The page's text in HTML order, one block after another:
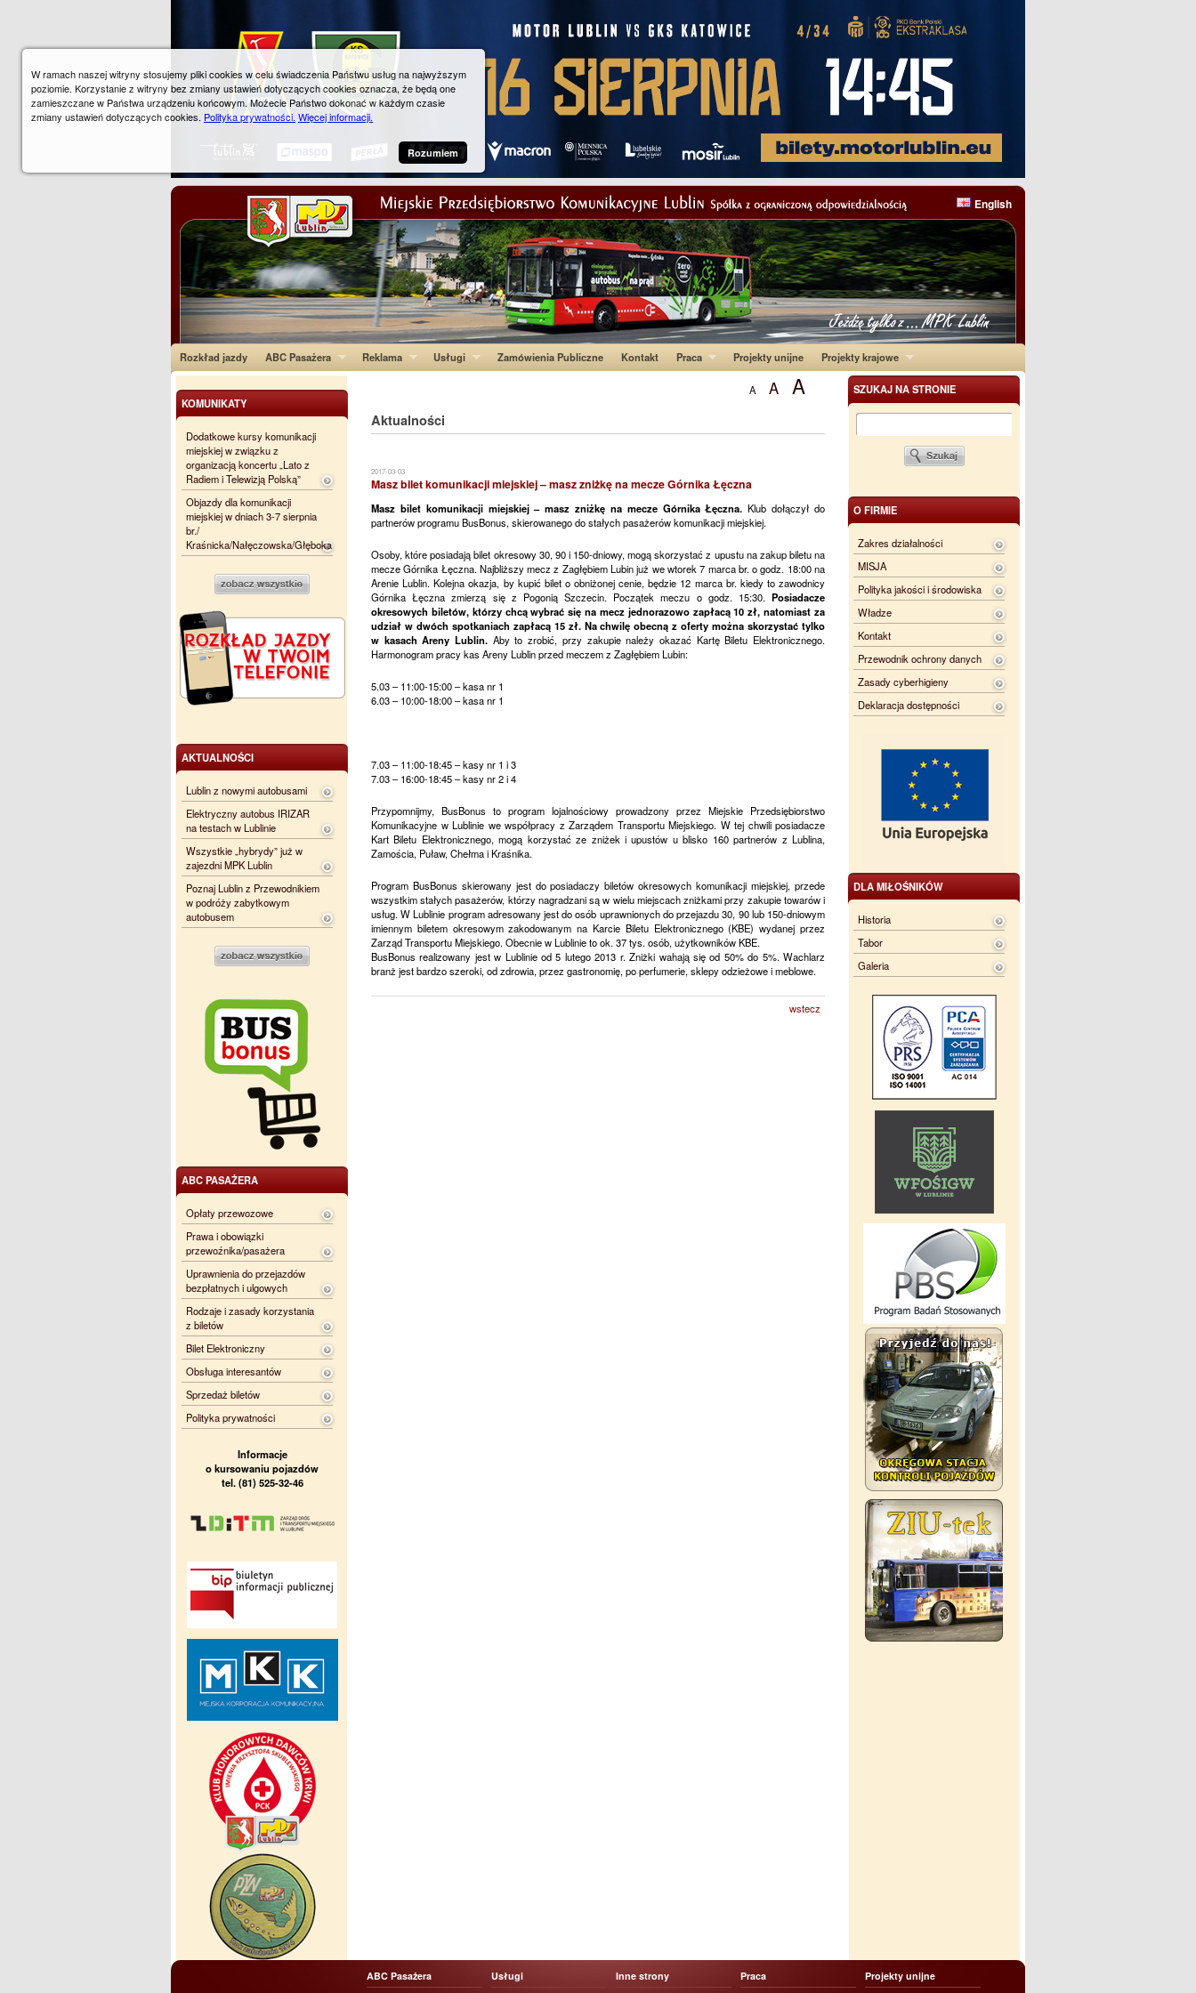
English
Rozkład jazdy ABC Pasażera Reklama Usługi Zamówienia Publiczne Kontakt Praca Projekty unijne Projekty krajowe
SZUKAJ NA STRONIE
O FIRMIE
Zakres działalności
MISJA
Polityka jakości i środowiska
Władze
Kontakt
Przewodnik ochrony danych
Zasady cyberhigieny
Deklaracja dostępności
DLA MIŁOŚNIKÓW
Historia
Tabor
Galeria
A A A
Aktualności
2017-03-03
Masz bilet komunikacji miejskiej – masz zniżkę na mecze Górnika Łęczna
Masz bilet komunikacji miejskiej – masz zniżkę na mecze Górnika Łęczna. Klub dołączył do
partnerów programu BusBonus, skierowanego do stałych pasażerów komunikacji miejskiej.
Osoby, które posiadają bilet okresowy 30, 90 i 150-dniowy, mogą skorzystać z upustu na zakup biletu na
mecze Górnika Łęczna. Najbliższy mecz z Zagłębiem Lubin już we wtorek 7 marca br. o godz. 18:00 na
Arenie Lublin. Kolejna okazja, by kupić bilet o obniżonej cenie, będzie 12 marca br. kiedy to zawodnicy
Górnika Łęczna zmierzą się z Pogonią Szczecin. Początek meczu o godz. 15:30. Posiadacze
okresowych biletów, którzy chcą wybrać się na mecz jednorazowo zapłacą 10 zł, natomiast za
udział w dwóch spotkaniach zapłacą 15 zł. Na chwilę obecną z oferty można skorzystać tylko
w kasach Areny Lublin. Aby to zrobić, przy zakupie należy okazać Kartę Biletu Elektronicznego.
Harmonogram pracy kas Areny Lublin przed meczem z Zagłębiem Lubin:
5.03 – 11:00-15:00 – kasa nr 1
6.03 – 10:00-18:00 – kasa nr 1
7.03 – 11:00-18:45 – kasy nr 1 i 3
7.03 – 16:00-18:45 – kasy nr 2 i 4
Przypomnijmy, BusBonus to program lojalnościowy prowadzony przez Miejskie Przedsiębiorstwo
Komunikacyjne w Lublinie we współpracy z Zarządem Transportu Miejskiego. W tej chwili posiadacze
Kart Biletu Elektronicznego, mogą korzystać ze zniżek i upustów u blisko 160 partnerów z Lublina,
Zamościa, Puław, Chełma i Kraśnika.
Program BusBonus skierowany jest do posiadaczy biletów okresowych komunikacji miejskiej, przede
wszystkim stałych pasażerów, którzy nagradzani są w wielu miejscach zniżkami przy zakupie towarów i
usług. W Lublinie program adresowany jest do osób uprawnionych do przejazdu 30, 90 lub 150-dniowym
imiennym biletem okresowym zakodowanym na Karcie Biletu Elektronicznego (KBE) wydanej przez
Zarząd Transportu Miejskiego. Obecnie w Lublinie to ok. 37 tys. osób, użytkowników KBE.
BusBonus realizowany jest w Lublinie od 5 lutego 2013 r. Zniżki wahają się od 50% do 5%. Wachlarz
branż jest bardzo szeroki, od zdrowia, przez gastronomię, po perfumerie, sklepy odzieżowe i meblowe.
wstecz
KOMUNIKATY
Dodatkowe kursy komunikacji
miejskiej w związku z
organizacją koncertu „Lato z
Radiem i Telewizją Polską”
Objazdy dla komunikacji
miejskiej w dniach 3-7 sierpnia
br./
Kraśnicka/Nałęczowska/Głęboka
AKTUALNOŚCI
Lublin z nowymi autobusami
Elektryczny autobus IRIZAR
na testach w Lublinie
Wszystkie „hybrydy” już w
zajezdni MPK Lublin
Poznaj Lublin z Przewodnikiem
w podróży zabytkowym
autobusem
ABC PASAŻERA
Opłaty przewozowe
Prawa i obowiązki
przewoźnika/pasażera
Uprawnienia do przejazdów
bezpłatnych i ulgowych
Rodzaje i zasady korzystania
z biletów
Bilet Elektroniczny
Obsługa interesantów
Sprzedaż biletów
Polityka prywatności
Informacje
o kursowaniu pojazdów
tel. (81) 525-32-46
ABC Pasażera Usługi Inne strony Praca Projekty unijne
W ramach naszej witryny stosujemy pliki cookies w celu świadczenia Państwu usług na najwyższym
poziomie. Korzystanie z witryny bez zmiany ustawień dotyczących cookies oznacza, że będą one
zamieszczane w Państwa urządzeniu końcowym. Możecie Państwo dokonać w każdym czasie
zmiany ustawień dotyczących cookies. Polityka prywatności. Więcej informacji.
Rozumiem